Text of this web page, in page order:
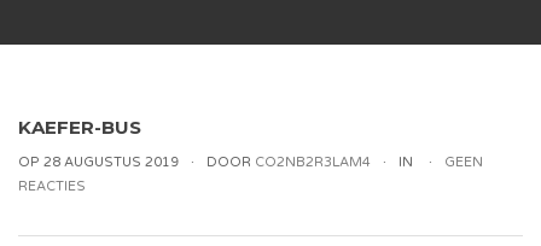
KAEFER-BUS
OP 28 AUGUSTUS 2019 DOOR CO2NB2R3LAM4 IN
GEEN
REACTIES